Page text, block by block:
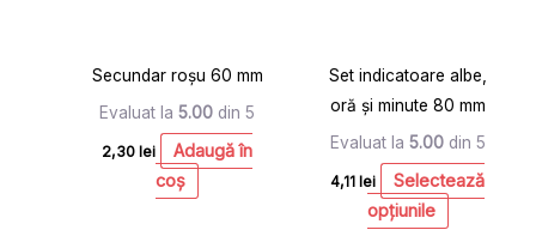
Secundar roșu 60 mm
Evaluat la5.00 din 5
2,30 lei
Adaugă în
coș
Set indicatoare albe,
oră și minute 80 mm
Evaluat la 5.00din 5
4,11 lei
Selectează
opțiunile
fi
alese
în
pagina
produsului.